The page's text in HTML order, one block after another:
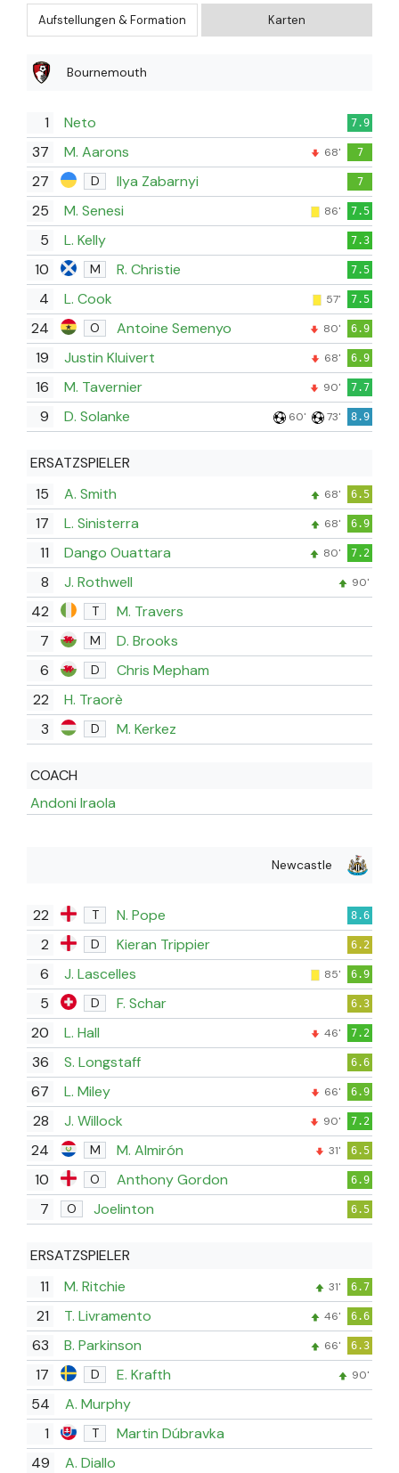
Aufstellungen & Formation Karten
Bournemouth
1 Neto 7.9
37 M. Aarons 68' 7
27 D Ilya Zabarnyi 7
25 M. Senesi 86' 7.5
5 L. Kelly 7.3
10 M R. Christie 7.5
4 L. Cook 57' 7.5
24 O Antoine Semenyo 80' 6.9
19 Justin Kluivert 68' 6.9
16 M. Tavernier 90' 7.7
9 D. Solanke 60' 73' 8.9
ERSATZSPIELER
15
A. Smith 68' 6.5
17 L. Sinisterra 68' 6.9
11 Dango Ouattara 80' 7.2
8 J. Rothwell 90'
42 T
M. Travers
7
M
D. Brooks
6
D
Chris Mepham
22
H. Traorè
3
D M. Kerkez
COACH
Andoni Iraola
Newcastle
22 T N. Pope 8.6
2 D Kieran Trippier 6.2
6 J. Lascelles 85' 6.9
5 D F. Schar 6.3
20 L. Hall 46' 7.2
36 S. Longstaff 6.6
67 L. Miley 66' 6.9
28 J. Willock 90' 7.2
24 M M. Almirón 31' 6.5
10 O Anthony Gordon 6.9
7 O Joelinton 6.5
ERSATZSPIELER
11
M. Ritchie 31' 6.7
21 T. Livramento 46' 6.6
63 B. Parkinson 66' 6.3
17 D E. Krafth 90'
54
A. Murphy
1
T
Martin Dúbravka
49
A. Diallo